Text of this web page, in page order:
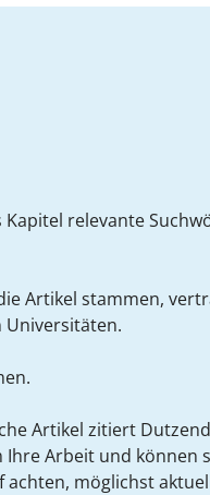
relevante
Artikel stammen,
Artikel zitiert
Arbeit und können
möglichst